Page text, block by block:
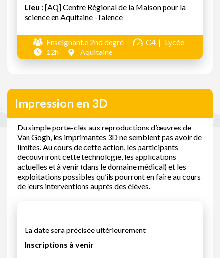
Lieu :[AQ] Centre Régional de la Maison pour la
science en Aquitaine -Talence
Enseignant.e 2nd degré C4
Lycée
12h
Aquitaine
Impression en 3D
Du simple porte-clés aux reproductions d’œuvres de
Van Gogh, les imprimantes 3D ne semblent pas avoir de
limites. Au cours de cette action, les participants
découvriront cette technologie, les applications
actuelles et à venir (dans le domaine médical) et les
exploitations possibles qu’ils pourront en faire au cours
de leurs interventions auprès des élèves.
La date sera précisée ultérieurement
Inscriptions à venir